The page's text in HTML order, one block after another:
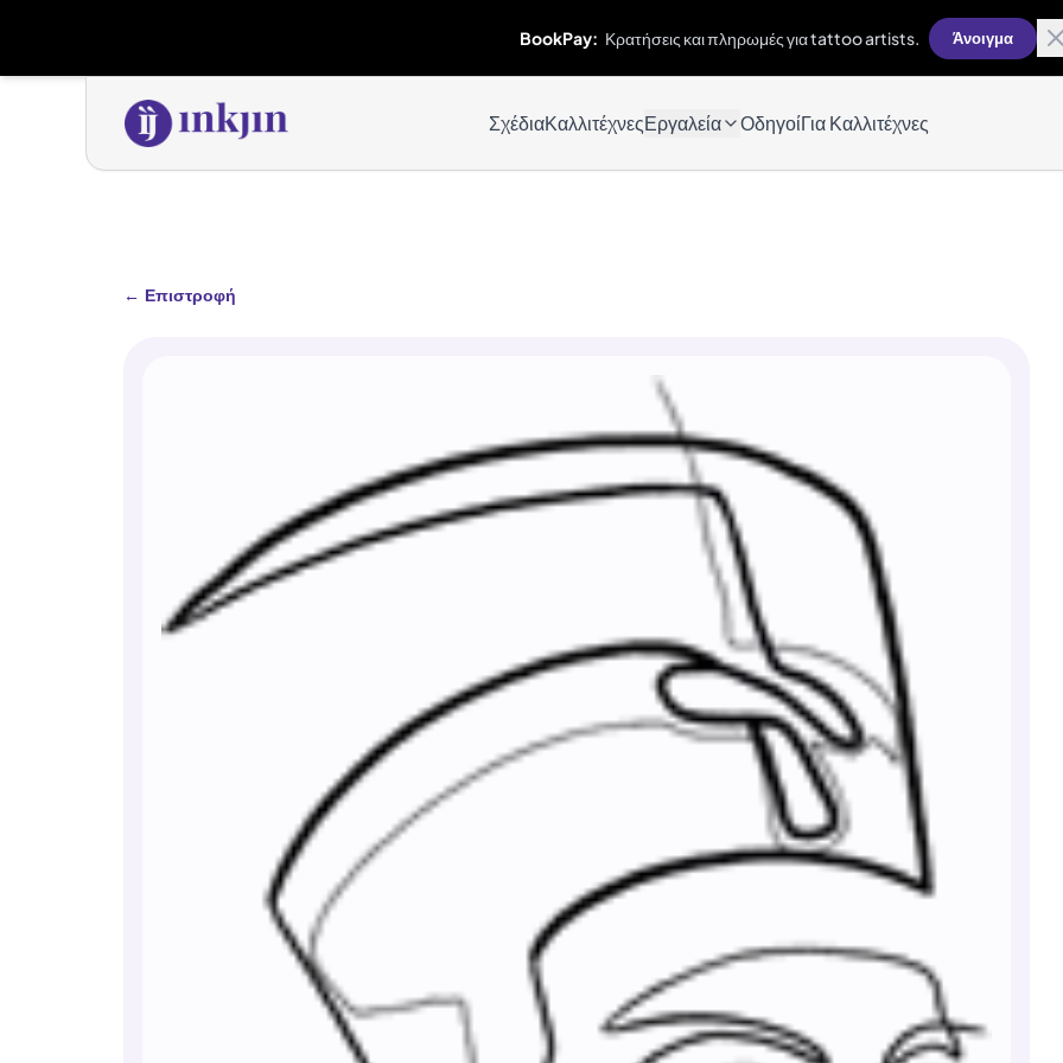
BookPay: Κρατήσεις και πληρωμές για tattoo artists. Άνοιγμα
ΣχέδιαΚαλλιτέχνεςΕργαλεία ΟδηγοίΓια Καλλιτέχνες
← Επιστροφή